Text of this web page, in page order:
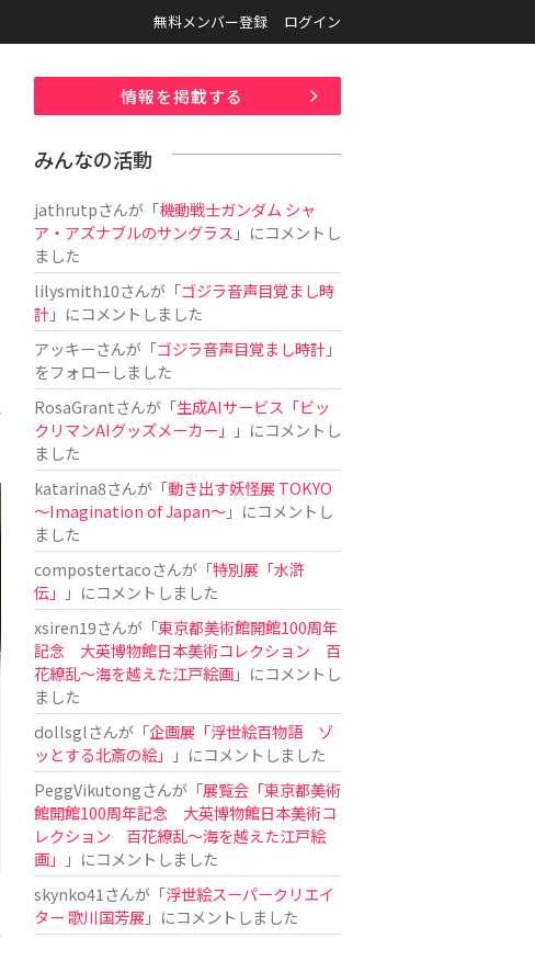
無料メンバー登録 ログイン
情報を掲載する
みんなの活動
jathrutpさんが「機動戦士ガンダム シャ
ア・アズナブルのサングラス 」にコメントし
ました
lilysmith10さんが「ゴジラ音声目覚まし時
計」にコメントしました
アッキーさんが「ゴジラ音声目覚まし時計」
をフォローしました
RosaGrantさんが「生成AIサービス「ビッ
クリマンAIグッズメーカー」
」にコメントし
ました
katarina8さんが「動き出す妖怪展 TOKYO
〜Imagination of Japan〜」にコメントし
ました
compostertacoさんが「特別展「水滸
伝」
」にコメントしました
xsiren19さんが「東京都美術館開館100周年
記念 大英博物館日本美術コレクション 百
花繚乱～海を越えた江戸絵画」にコメントし
ました
dollsglさんが「企画展「浮世絵百物語 ゾ
ッとする北斎の絵」
」にコメントしました
PeggVikutongさんが「展覧会「東京都美術
館開館100周年記念 大英博物館日本美術コ
レクション 百花繚乱〜海を越えた江戸絵
画」
」にコメントしました
skynko41 さんが「浮世絵スーパークリエイ
ター 歌川国芳展 」にコメントしました